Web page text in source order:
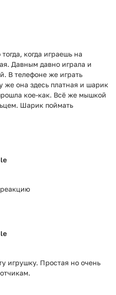
когда играешь на
Давным давно играла и
В телефоне же играть
же она здесь платная и шарик
кое-как. Всё же мышкой
Шарик поймать
игрушку. Простая но очень